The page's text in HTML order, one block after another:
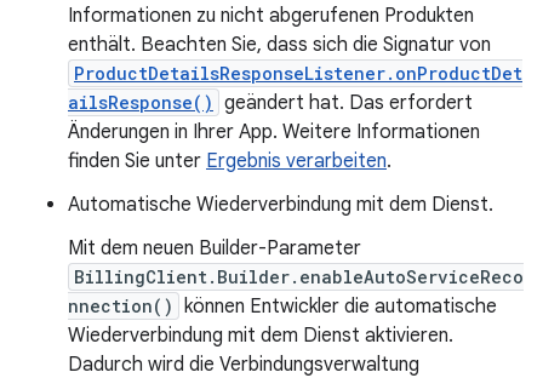
Informationen zu nicht abgerufenen Produkten
enthält. Beachten Sie, dass sich die Signatur von
ProductDetailsResponseListener.onProductDet
ailsResponse() geändert hat. Das erfordert
Änderungen in Ihrer App. Weitere Informationen
finden Sie unter Ergebnis verarbeiten.
Automatische Wiederverbindung mit dem Dienst.
Mit dem neuen Builder-Parameter
BillingClient.Builder.enableAutoServiceReco
nnection() können Entwickler die automatische
Wiederverbindung mit dem Dienst aktivieren.
Dadurch wird die Verbindungsverwaltung